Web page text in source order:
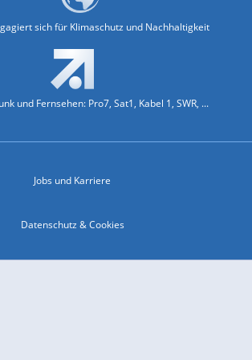
sich für Klimaschutz und Nachhaltigkeit
und Fernsehen: Pro7, Sat1, Kabel 1, SWR, ...
Jobs und Karriere
Datenschutz & Cookies